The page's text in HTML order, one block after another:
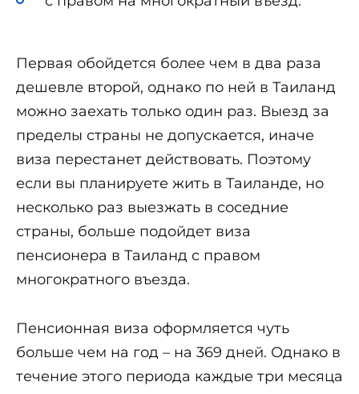
Первая обойдется более чем в два раза
дешевле второй, однако по ней в Таиланд
можно заехать только один раз. Выезд за
пределы страны не допускается, иначе
виза перестанет действовать. Поэтому
если вы планируете жить в Таиланде, но
несколько раз выезжать в соседние
страны, больше подойдет виза
пенсионера в Таиланд с правом
многократного въезда.
Пенсионная виза оформляется чуть
больше чем на год – на 369 дней. Однако в
течение этого периода каждые три месяца